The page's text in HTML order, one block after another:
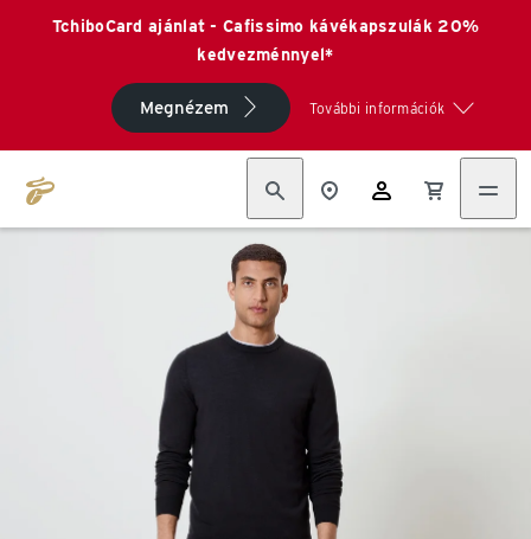
TchiboCard ajánlat - Cafissimo kávékapszulák 20%
kedvezménnyel*
Megnézem További információk